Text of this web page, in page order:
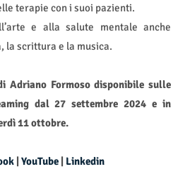
terapie con i suoi pazienti.
e alla salute mentale anche
scrittura e la musica.
Adriano Formoso disponibile sulle
dal 27 settembre 2024 e in
11 ottobre.
YouTube Linkedin